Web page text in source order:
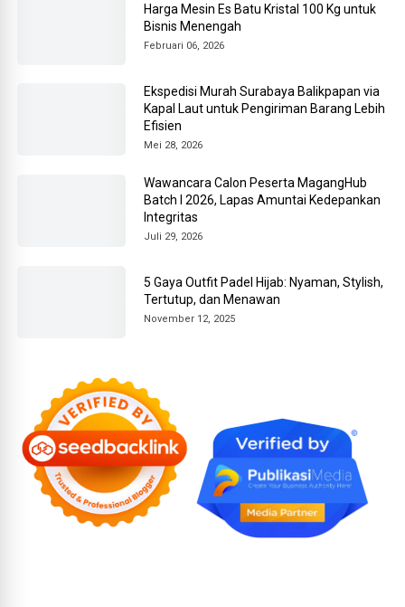
Harga Mesin Es Batu Kristal 100 Kg untuk
Bisnis Menengah
Februari 06, 2026
Ekspedisi Murah Surabaya Balikpapan via
Kapal Laut untuk Pengiriman Barang Lebih
Efisien
Mei 28, 2026
Wawancara Calon Peserta MagangHub
Batch I 2026, Lapas Amuntai Kedepankan
Integritas
Juli 29, 2026
5 Gaya Outfit Padel Hijab: Nyaman, Stylish,
Tertutup, dan Menawan
November 12, 2025